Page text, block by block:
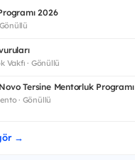
2026
Vakfı · Gönüllü
Tersine Mentorluk Programı
· Gönüllü
→